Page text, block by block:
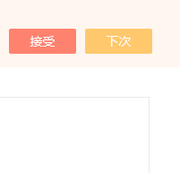
我的位置：首页>产品中心